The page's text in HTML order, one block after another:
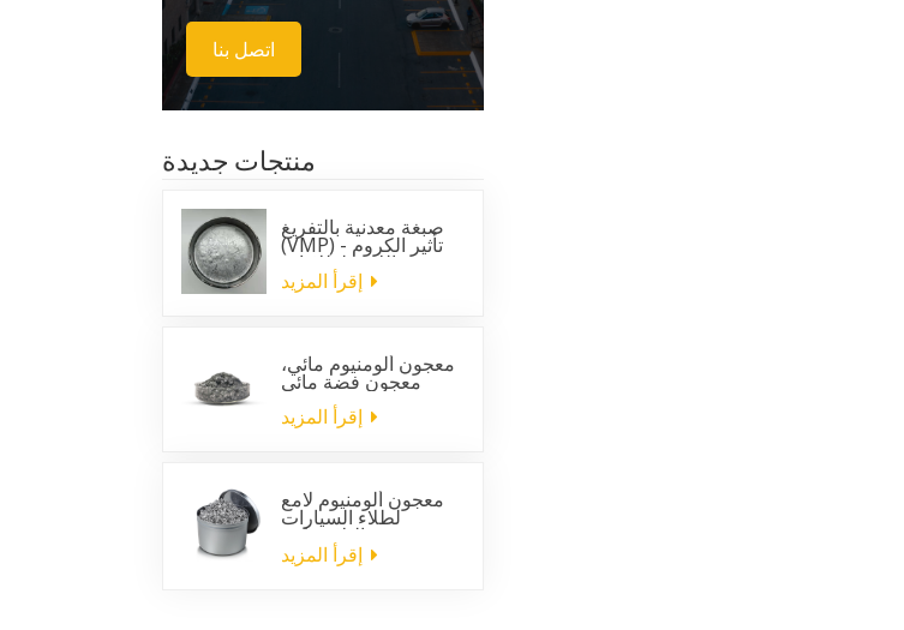
اتصل بنا
منتجات جديدة
صبغة معدنية بالتفريغ
(VMP) - تأثير الكروم
اللامع لطلاءات
السيارات إقرأ المزيد
معجون ألومنيوم مائي،
معجون فضة مائي
معجون ألومنيوم لامع
لطلاء السيارات
البلاستيكية